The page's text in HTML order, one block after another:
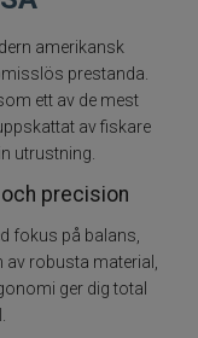
amerikansk
prestanda.
ett av de mest
av fiskare
utrustning.
precision
fokus på balans,
robusta material,
ger dig total